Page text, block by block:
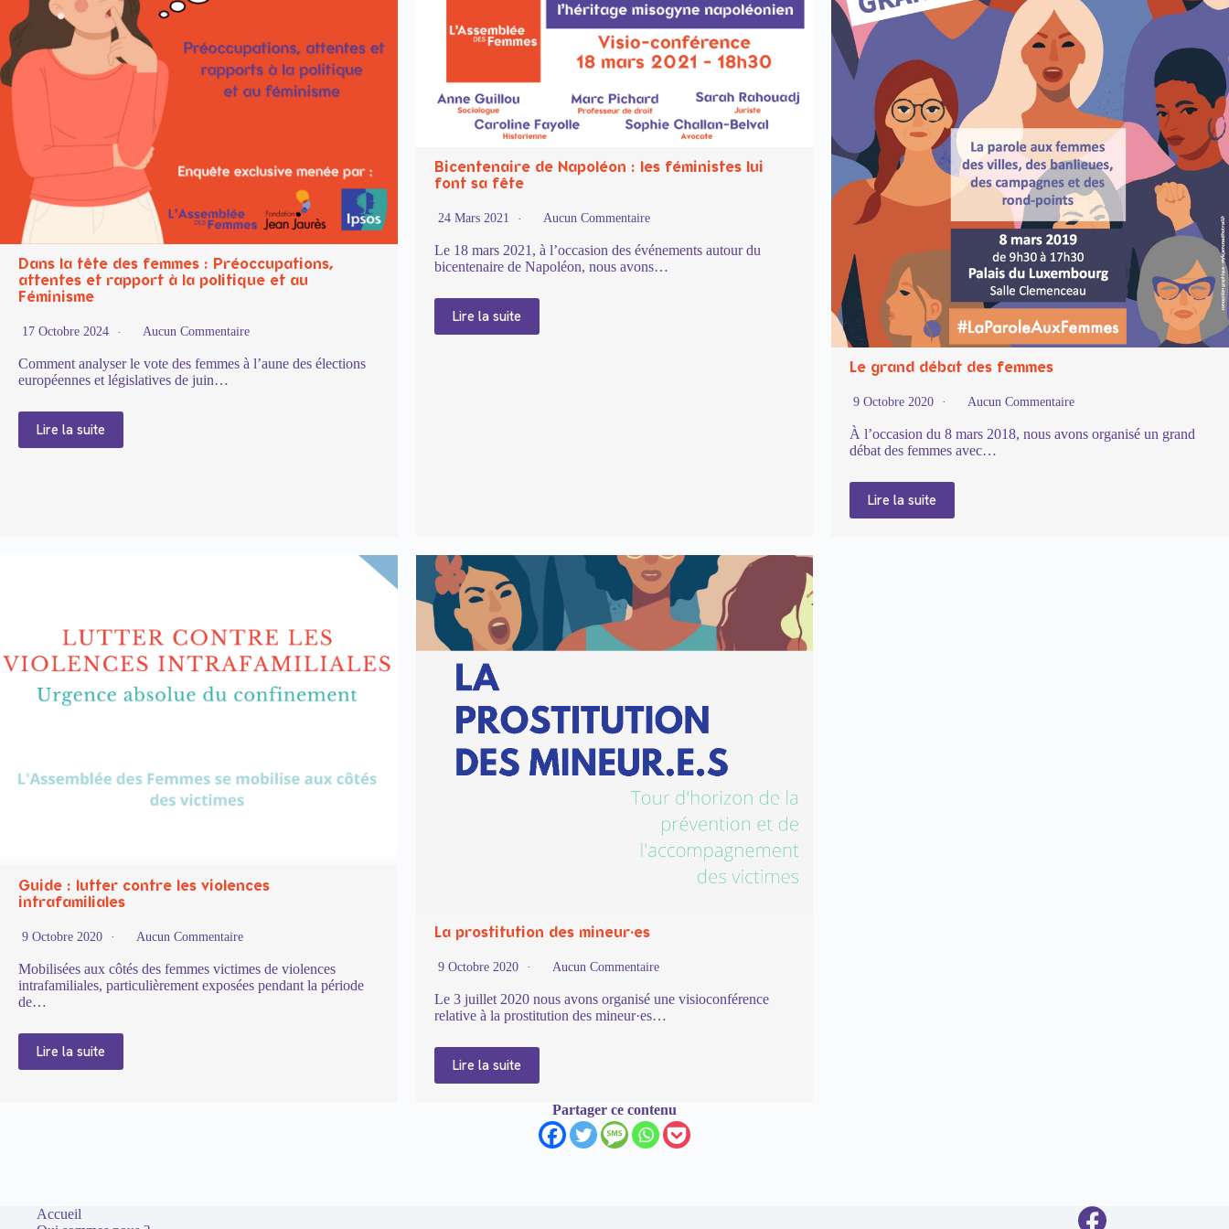
Dans la tête des femmes : Préoccupations,
attentes et rapport à la politique et au
Féminisme
17 Octobre 2024 Aucun Commentaire
Comment analyser le vote des femmes à l’aune des élections
européennes et législatives de juin…
Lire la suite
Bicentenaire de Napoléon : les féministes lui
font sa fête
24 Mars 2021 Aucun Commentaire
Le 18 mars 2021, à l’occasion des événements autour du
bicentenaire de Napoléon, nous avons…
Lire la suite
Le grand débat des femmes
9 Octobre 2020 Aucun Commentaire
À l’occasion du 8 mars 2018, nous avons organisé un grand
débat des femmes avec…
Lire la suite
Guide : lutter contre les violences
intrafamiliales
9 Octobre 2020 Aucun Commentaire
Mobilisées aux côtés des femmes victimes de violences
intrafamiliales, particulièrement exposées pendant la période
de…
Lire la suite
La prostitution des mineur·es
9 Octobre 2020 Aucun Commentaire
Le 3 juillet 2020 nous avons organisé une visioconférence
relative à la prostitution des mineur·es…
Lire la suite
Partager ce contenu
Accueil